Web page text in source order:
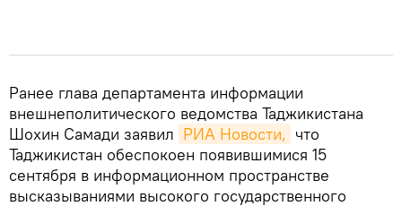
Ранее глава департамента информации
внешнеполитического ведомства Таджикистана
Шохин Самади заявил РИА Новости, что
Таджикистан обеспокоен появившимися 15
сентября в информационном пространстве
высказываниями высокого государственного